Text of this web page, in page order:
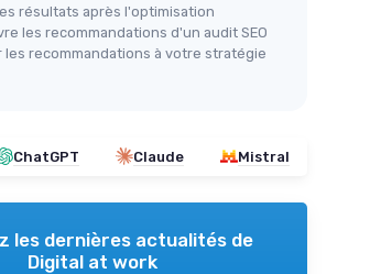
résultats après l'optimisation
les recommandations d'un audit SEO
les recommandations à votre stratégie
ChatGPT Claude Mistral
les dernières actualités de
Digital at work